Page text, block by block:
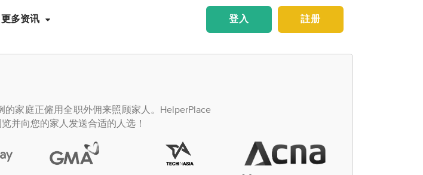
更多资讯 註册
登入
家庭正僱用全职外佣来照顾家人。HelperPlace
并向您的家人发送合适的人选！